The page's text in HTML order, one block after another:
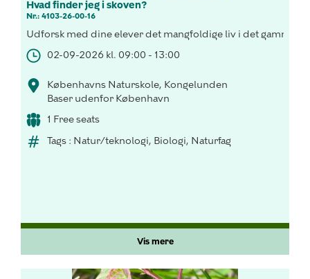
Hvad finder jeg i skoven?
Nr.: 4103-26-00-16
Udforsk med dine elever det mangfoldige liv i det gammel
02-09-2026 kl. 09:00 - 13:00
Københavns Naturskole, Kongelunden
Baser udenfor København
1 Free seats
Tags : Natur/teknologi, Biologi, Naturfag
Vis mere